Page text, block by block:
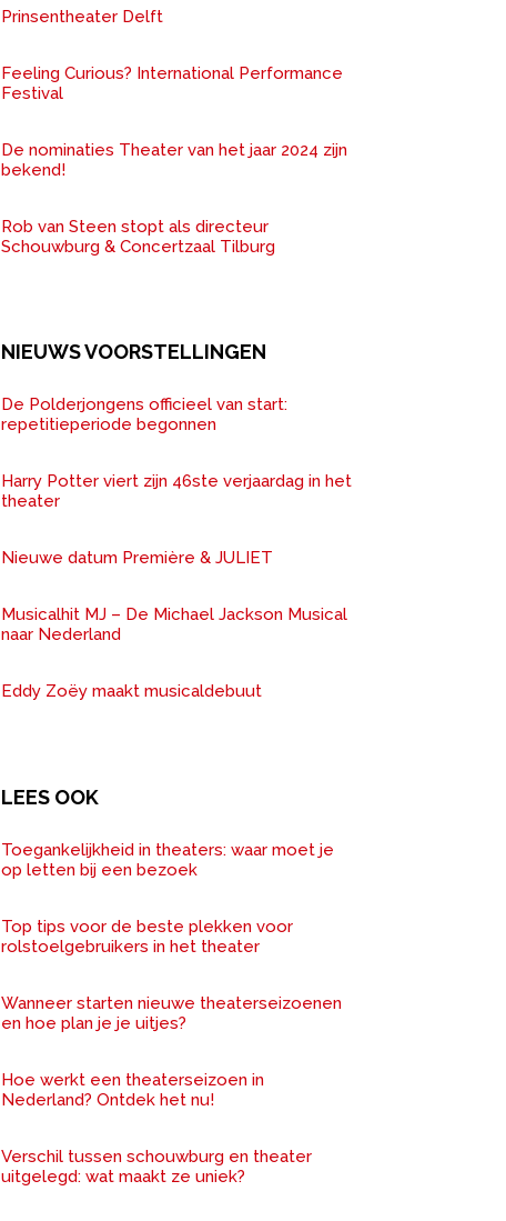
Prinsentheater Delft
Feeling Curious? International Performance
Festival
De nominaties Theater van het jaar 2024 zijn
bekend!
Rob van Steen stopt als directeur
Schouwburg & Concertzaal Tilburg
NIEUWS VOORSTELLINGEN
De Polderjongens officieel van start:
repetitieperiode begonnen
Harry Potter viert zijn 46ste verjaardag in het
theater
Nieuwe datum Première & JULIET
Musicalhit MJ – De Michael Jackson Musical
naar Nederland
Eddy Zoëy maakt musicaldebuut
LEES OOK
Toegankelijkheid in theaters: waar moet je
op letten bij een bezoek
Top tips voor de beste plekken voor
rolstoelgebruikers in het theater
Wanneer starten nieuwe theaterseizoenen
en hoe plan je je uitjes?
Hoe werkt een theaterseizoen in
Nederland? Ontdek het nu!
Verschil tussen schouwburg en theater
uitgelegd: wat maakt ze uniek?